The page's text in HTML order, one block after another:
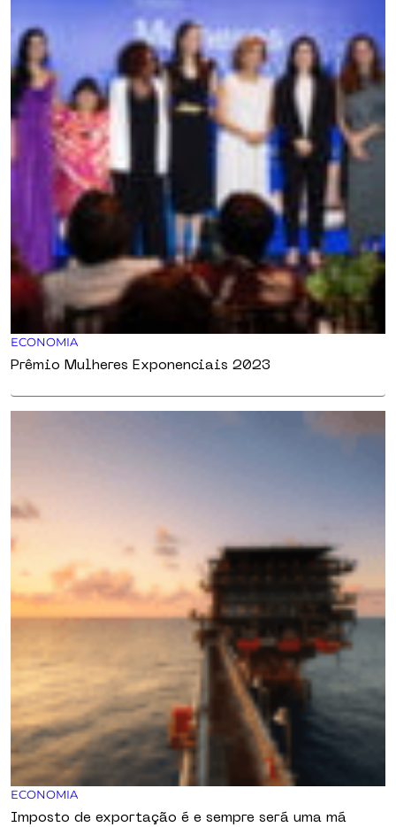
ECONOMIA
Prêmio Mulheres Exponenciais 2023
ECONOMIA
Imposto de exportação é e sempre será uma má